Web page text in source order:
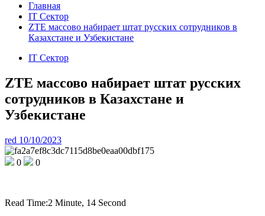
Главная
IT Сектор
ZTE массово набирает штат русских сотрудников в
Казахстане и Узбекистане
IT Сектор
ZTE массово набирает штат русских
сотрудников в Казахстане и
Узбекистане
red 10/10/2023
0 0
Read Time:2 Minute, 14 Second